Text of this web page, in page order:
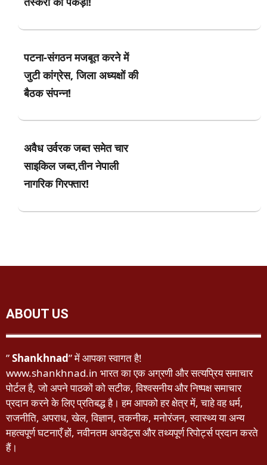
पटना-संगठन मजबूत करने में
जुटी कांग्रेस, जिला अध्यक्षों की
बैठक संपन्न!
अवैध उर्वरक जब्त समेत चार
साइकिल जब्त,तीन नेपाली
नागरिक गिरफ्तार!
ABOUT US
”Shankhnad” में आपका स्वागत है!
www.shankhnad.in भारत का एक अग्रणी और सत्यप्रिय समाचार
पोर्टल है, जो अपने पाठकों को सटीक, विश्वसनीय और निष्पक्ष समाचार
प्रदान करने के लिए प्रतिबद्ध है। हम आपको हर क्षेत्र में, चाहे वह धर्म,
राजनीति, अपराध, खेल, विज्ञान, तकनीक, मनोरंजन, स्वास्थ्य या अन्य
महत्वपूर्ण घटनाएँ हों, नवीनतम अपडेट्स और तथ्यपूर्ण रिपोर्ट्स प्रदान करते
हैं।